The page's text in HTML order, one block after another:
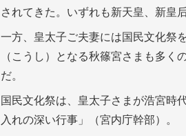
されてきた。いずれも新天皇、新皇
一方、皇太子ご夫妻には国民文化祭
（こうし）となる秋篠宮さまも多
だ。
国民文化祭は、皇太子さまが浩宮時
入れの深い行事」（宮内庁幹部）。